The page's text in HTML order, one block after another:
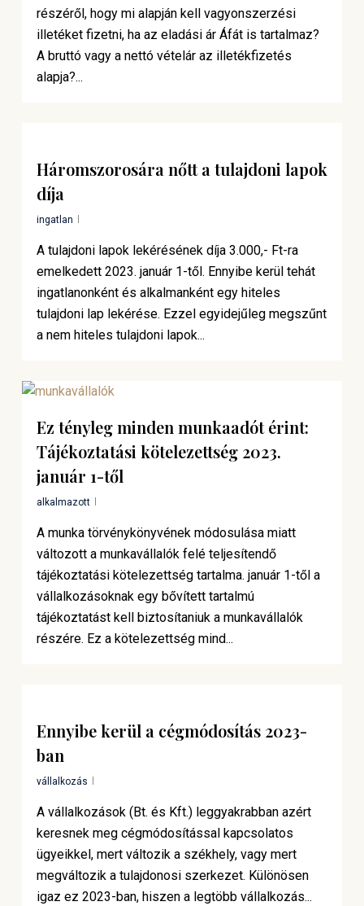
részéről, hogy mi alapján kell vagyonszerzési
illetéket fizetni, ha az eladási ár Áfát is tartalmaz?
A bruttó vagy a nettó vételár az illetékfizetés
alapja?...
Háromszorosára nőtt a tulajdoni lapok
díja
ingatlan
A tulajdoni lapok lekérésének díja 3.000,- Ft-ra
emelkedett 2023. január 1-től. Ennyibe kerül tehát
ingatlanonként és alkalmanként egy hiteles
tulajdoni lap lekérése. Ezzel egyidejűleg megszűnt
a nem hiteles tulajdoni lapok...
Ez tényleg minden munkaadót érint:
Tájékoztatási kötelezettség 2023.
január 1-től
alkalmazott
A munka törvénykönyvének módosulása miatt
változott a munkavállalók felé teljesítendő
tájékoztatási kötelezettség tartalma. január 1-től a
vállalkozásoknak egy bővített tartalmú
tájékoztatást kell biztosítaniuk a munkavállalók
részére. Ez a kötelezettség mind...
Ennyibe kerül a cégmódosítás 2023-
ban
vállalkozás
A vállalkozások (Bt. és Kft.) leggyakrabban azért
keresnek meg cégmódosítással kapcsolatos
ügyeikkel, mert változik a székhely, vagy mert
megváltozik a tulajdonosi szerkezet. Különösen
igaz ez 2023-ban, hiszen a legtöbb vállalkozás...